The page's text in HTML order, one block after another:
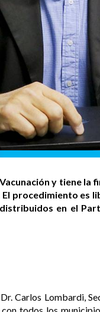
y tiene
procedimiento es
en el
Carlos Lombardi,